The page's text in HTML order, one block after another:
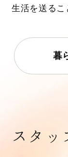
生活を送るこ
暮
スタッ